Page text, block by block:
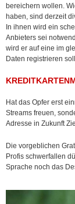
bereichern wollen.
haben, sind derzeit
In ihnen wird ein
Anbieters sei
wird er auf eine im
Daten registrieren
Hat das Opfer erst
Streams freuen,
Adresse in Zukunft
Die vorgeblichen
Profis schwerfallen
Sprache noch das